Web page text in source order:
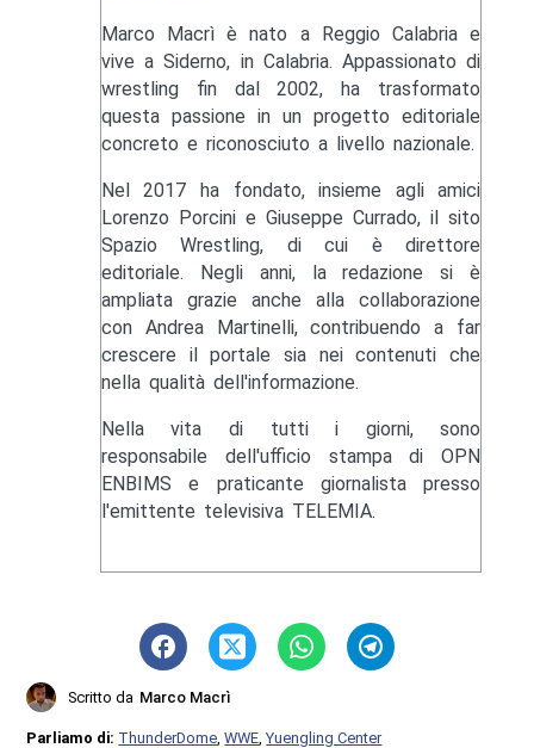
Marco Macrì è nato a Reggio Calabria e
vive a Siderno, in Calabria. Appassionato di
wrestling fin dal 2002, ha trasformato
questa passione in un progetto editoriale
concreto e riconosciuto a livello nazionale.
Nel 2017 ha fondato, insieme agli amici
Lorenzo Porcini e Giuseppe Currado, il sito
Spazio Wrestling, di cui è direttore
editoriale. Negli anni, la redazione si è
ampliata grazie anche alla collaborazione
con Andrea Martinelli, contribuendo a far
crescere il portale sia nei contenuti che
nella qualità dell'informazione.
Nella vita di tutti i giorni, sono
responsabile dell'ufficio stampa di OPN
ENBIMS e praticante giornalista presso
l'emittente televisiva TELEMIA.
Scritto da Marco Macrì
Parliamo di: ThunderDome ,WWE ,Yuengling Center